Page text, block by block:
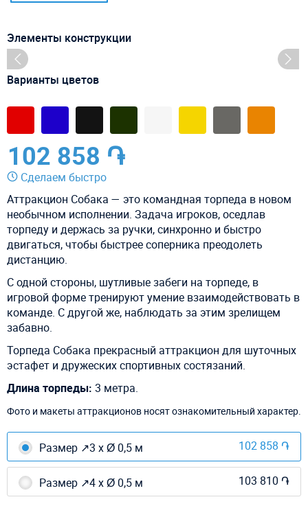
Элементы конструкции
Варианты цветов
102 858 ֏
Сделаем быстро
Аттракцион Собака — это командная торпеда в новом
необычном исполнении. Задача игроков, оседлав
торпеду и держась за ручки, синхронно и быстро
двигаться, чтобы быстрее соперника преодолеть
дистанцию.
С одной стороны, шутливые забеги на торпеде, в
игровой форме тренируют умение взаимодействовать в
команде. С другой же, наблюдать за этим зрелищем
забавно.
Торпеда Собака прекрасный аттракцион для шуточных
эстафет и дружеских спортивных состязаний.
Длина торпеды: 3 метра.
Фото и макеты аттракционов носят ознакомительный характер.
Размер ↗3 х Ø 0,5 м 102 858 ֏
Размер ↗4 х Ø 0,5 м 103 810 ֏